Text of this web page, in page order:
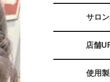
サロ
店舗
使用